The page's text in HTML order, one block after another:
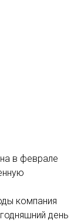
в феврале
компания
день